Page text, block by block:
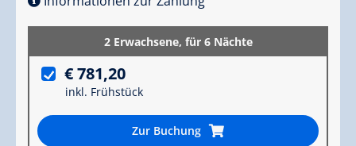
2 Erwachsene, für 6 Nächte
€ 781,20
inkl. Frühstück
Zur Buchung